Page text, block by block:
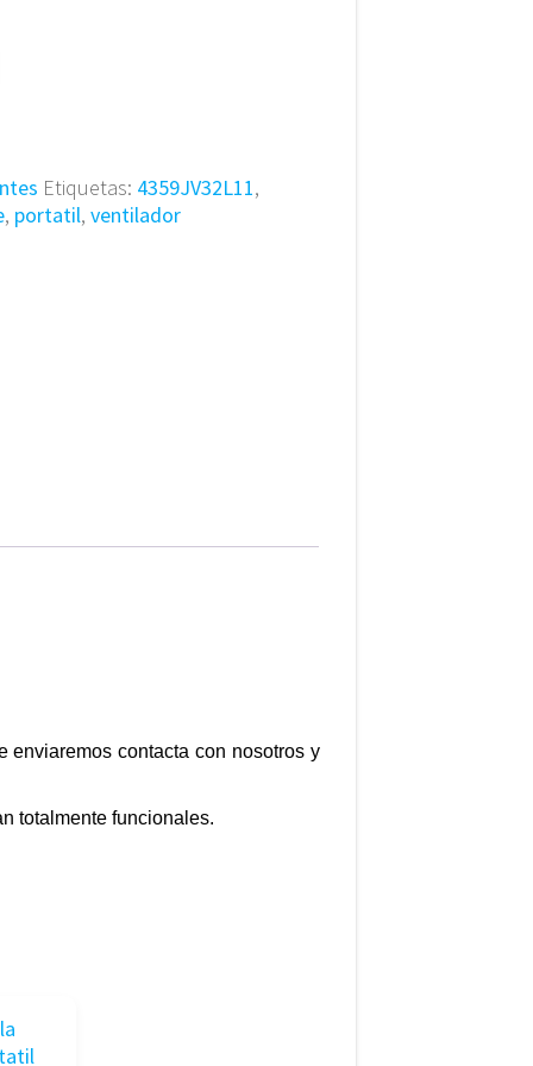
Etiquetas: 4359JV32L11,
, portatil, ventilador
enviaremos contacta con nosotros y
totalmente funcionales.